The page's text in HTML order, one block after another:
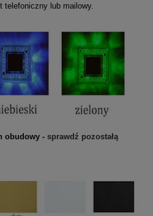
telefoniczny lub mailowy.
obudowy - sprawdź pozostałą